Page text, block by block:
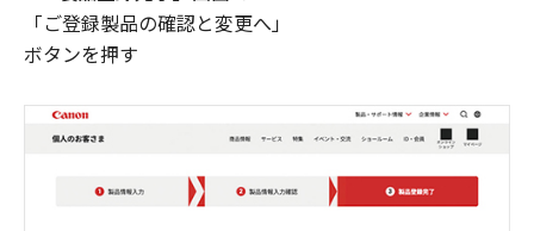
「ご登録製品の確認と変更へ」
ボタンを押す